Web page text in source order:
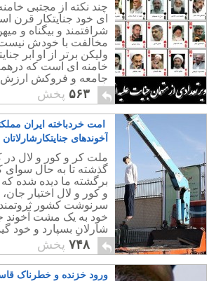
چند نکته از مجتبی
ای خود جنایتکار قرن
شرافتمند و بیگناه و
مخالفت با خودش نیست
ولیکن برتر از او ابر
خامنه ای است که
جامعه و فروکش ارزش
نابودی اقتصاد و
است.
۵۶۳ پخش
امت خردباخته ایران
آخوندهای
ملت کر و کور و لال در
گذشته تا به حال
برگشته ما دیده شده که
و کور و لال اختیار
سرنوشت کشور
خود به یک مشت آخوند
شارلان بسپارد و خود
دست گرفته نوکری و
لاشخوران را پذیرا
۷۴۸ پخش
ورود خزنده و خطرناک